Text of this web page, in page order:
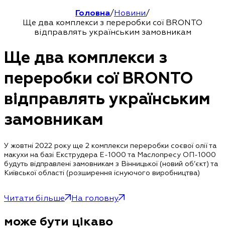
Головна/Новини/
Ще два комплекси з переробки сої BRONTO
відправлять українським замовникам
Ще два комплекси з
переробки сої BRONTO
відправлять українським
замовникам
У жовтні 2022 року ще 2 комплекси переробки соєвої олії та
макухи на базі Екструдера Е-1000 та Маслопресу ОП-1000
будуть відправлені замовникам з Вінницької (новий об’єкт) та
Київської області (розширення існуючого виробництва)
Читати більше На головну
може бути цікаво